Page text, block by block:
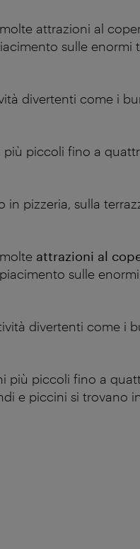
attrazioni al
sulle enormi
divertenti come i
più piccoli fino a
pizzeria, sulla
attrazioni al
sulle
divertenti come i
più piccoli fino a
e piccini si trovano